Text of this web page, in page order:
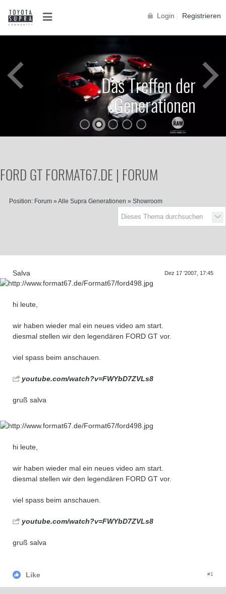
Login Registrieren
D
a
s
T
r
e
f
f
e
n
d
e
r
G
e
n
e
r
a
t
i
o
n
e
n
Das Treffen der
Generationen
FORD GT FORMAT67.DE | FORUM
Position: Forum » Alle Supra Generationen » Showroom
Salva Dez 17 '2007, 17:45
hi leute,
wir haben wieder mal ein neues video am start.
diesmal stellen wir den legendären FORD GT vor.
viel spass beim anschauen.
youtube.com/watch?v=FWYbD7ZVLs8
gruß salva
hi leute,
wir haben wieder mal ein neues video am start.
diesmal stellen wir den legendären FORD GT vor.
viel spass beim anschauen.
youtube.com/watch?v=FWYbD7ZVLs8
gruß salva
Like #1